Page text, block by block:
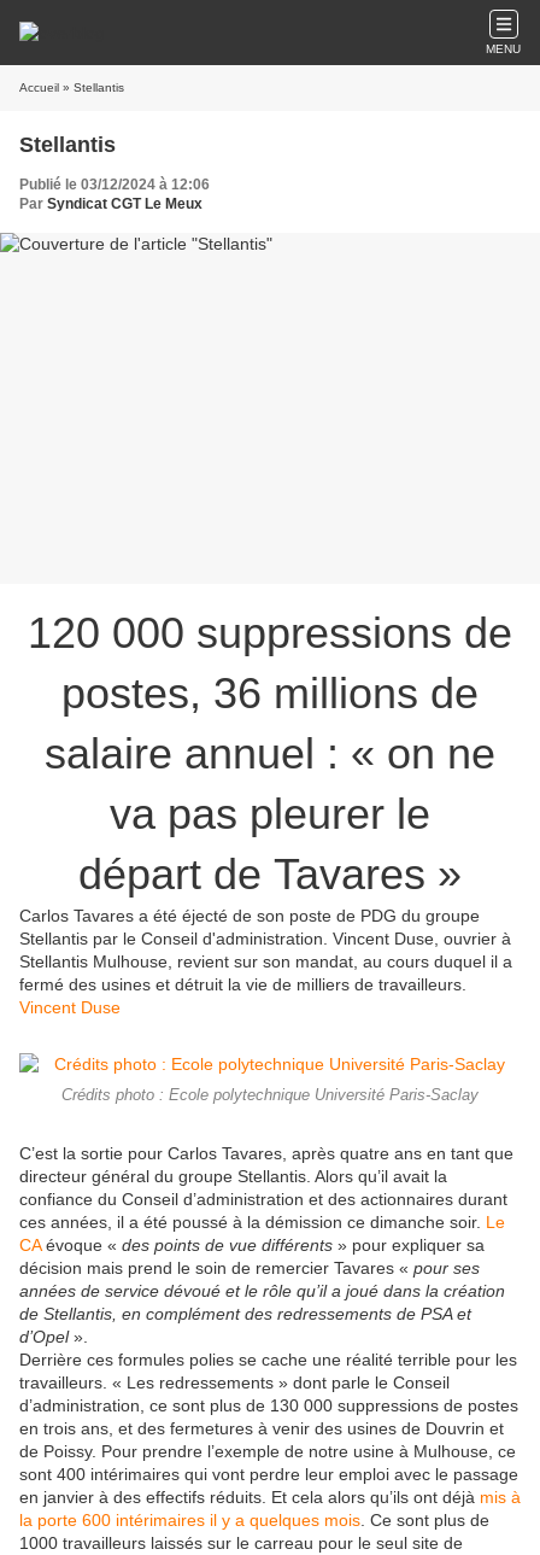
MENU
Accueil » Stellantis
Stellantis
Publié le 03/12/2024 à 12:06
Par Syndicat CGT Le Meux
120 000 suppressions de
postes, 36 millions de
salaire annuel : « on ne
va pas pleurer le
départ de Tavares »
Carlos Tavares a été éjecté de son poste de PDG du groupe
Stellantis par le Conseil d'administration. Vincent Duse, ouvrier à
Stellantis Mulhouse, revient sur son mandat, au cours duquel il a
fermé des usines et détruit la vie de milliers de travailleurs.
Vincent Duse
Crédits photo : Ecole polytechnique Université Paris-Saclay
C’est la sortie pour Carlos Tavares, après quatre ans en tant que
directeur général du groupe Stellantis. Alors qu’il avait la
confiance du Conseil d’administration et des actionnaires durant
ces années, il a été poussé à la démission ce dimanche soir. Le
CAévoque « des points de vue différents » pour expliquer sa
décision mais prend le soin de remercier Tavares « pour ses
années de service dévoué et le rôle qu’il a joué dans la création
de Stellantis, en complément des redressements de PSA et
d’Opel».
Derrière ces formules polies se cache une réalité terrible pour les
travailleurs. « Les redressements » dont parle le Conseil
d’administration, ce sont plus de 130 000 suppressions de postes
en trois ans, et des fermetures à venir des usines de Douvrin et
de Poissy. Pour prendre l’exemple de notre usine à Mulhouse, ce
sont 400 intérimaires qui vont perdre leur emploi avec le passage
en janvier à des effectifs réduits. Et cela alors qu’ils ont déjà mis à
la porte 600 intérimaires il y a quelques mois . Ce sont plus de
1000 travailleurs laissés sur le carreau pour le seul site de